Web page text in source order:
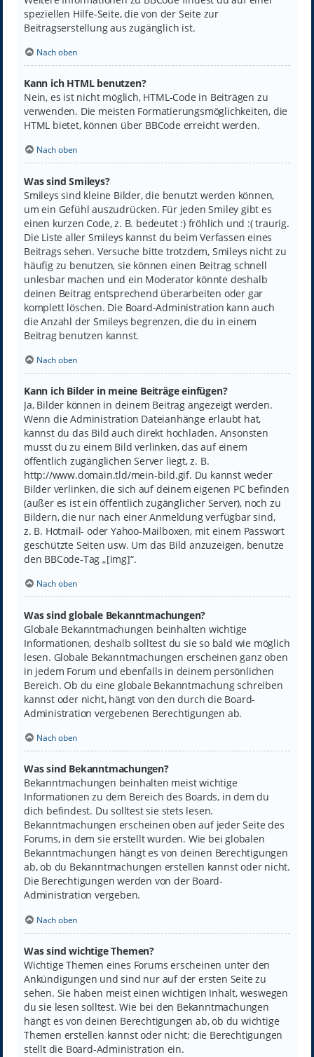
speziellen Hilfe-Seite, die von der Seite zur
Beitragserstellung aus zugänglich ist.
Nach oben
Kann ich HTML benutzen?
Nein, es ist nicht möglich, HTML-Code in Beiträgen zu
verwenden. Die meisten Formatierungsmöglichkeiten, die
HTML bietet, können über BBCode erreicht werden.
Nach oben
Was sind Smileys?
Smileys sind kleine Bilder, die benutzt werden können,
um ein Gefühl auszudrücken. Für jeden Smiley gibt es
einen kurzen Code, z. B. bedeutet :) fröhlich und :( traurig.
Die Liste aller Smileys kannst du beim Verfassen eines
Beitrags sehen. Versuche bitte trotzdem, Smileys nicht zu
häufig zu benutzen, sie können einen Beitrag schnell
unlesbar machen und ein Moderator könnte deshalb
deinen Beitrag entsprechend überarbeiten oder gar
komplett löschen. Die Board-Administration kann auch
die Anzahl der Smileys begrenzen, die du in einem
Beitrag benutzen kannst.
Nach oben
Kann ich Bilder in meine Beiträge einfügen?
Ja, Bilder können in deinem Beitrag angezeigt werden.
Wenn die Administration Dateianhänge erlaubt hat,
kannst du das Bild auch direkt hochladen. Ansonsten
musst du zu einem Bild verlinken, das auf einem
öffentlich zugänglichen Server liegt, z. B.
http://www.domain.tld/mein-bild.gif. Du kannst weder
Bilder verlinken, die sich auf deinem eigenen PC befinden
(außer es ist ein öffentlich zugänglicher Server), noch zu
Bildern, die nur nach einer Anmeldung verfügbar sind,
z. B. Hotmail- oder Yahoo-Mailboxen, mit einem Passwort
geschützte Seiten usw. Um das Bild anzuzeigen, benutze
den BBCode-Tag „[img]“.
Nach oben
Was sind globale Bekanntmachungen?
Globale Bekanntmachungen beinhalten wichtige
Informationen, deshalb solltest du sie so bald wie möglich
lesen. Globale Bekanntmachungen erscheinen ganz oben
in jedem Forum und ebenfalls in deinem persönlichen
Bereich. Ob du eine globale Bekanntmachung schreiben
kannst oder nicht, hängt von den durch die Board-
Administration vergebenen Berechtigungen ab.
Nach oben
Was sind Bekanntmachungen?
Bekanntmachungen beinhalten meist wichtige
Informationen zu dem Bereich des Boards, in dem du
dich befindest. Du solltest sie stets lesen.
Bekanntmachungen erscheinen oben auf jeder Seite des
Forums, in dem sie erstellt wurden. Wie bei globalen
Bekanntmachungen hängt es von deinen Berechtigungen
ab, ob du Bekanntmachungen erstellen kannst oder nicht.
Die Berechtigungen werden von der Board-
Administration vergeben.
Nach oben
Was sind wichtige Themen?
Wichtige Themen eines Forums erscheinen unter den
Ankündigungen und sind nur auf der ersten Seite zu
sehen. Sie haben meist einen wichtigen Inhalt, weswegen
du sie lesen solltest. Wie bei den Bekanntmachungen
hängt es von deinen Berechtigungen ab, ob du wichtige
Themen erstellen kannst oder nicht; die Berechtigungen
stellt die Board-Administration ein.